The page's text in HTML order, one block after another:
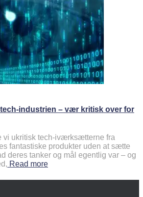
industrien – vær kritisk over for
vi ukritisk tech-iværksætterne fra
fantastiske produkter uden at sætte
deres tanker og mål egentlig var – og
Read more